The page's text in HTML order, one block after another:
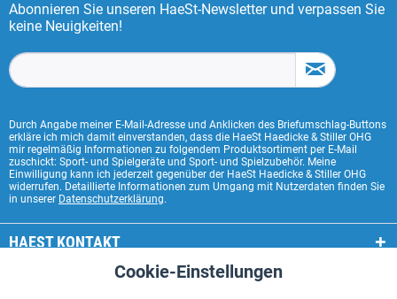
Abonnieren Sie unseren HaeSt-Newsletter und verpassen Sie
keine Neuigkeiten!
Durch Angabe meiner E-Mail-Adresse und Anklicken des Briefumschlag-Buttons
erkläre ich mich damit einverstanden, dass die HaeSt Haedicke & Stiller OHG
mir regelmäßig Informationen zu folgendem Produktsortiment per E-Mail
zuschickt: Sport- und Spielgeräte und Sport- und Spielzubehör. Meine
Einwilligung kann ich jederzeit gegenüber der HaeSt Haedicke & Stiller OHG
widerrufen. Detaillierte Informationen zum Umgang mit Nutzerdaten finden Sie
in unserer Datenschutzerklärung.
HAEST KONTAKT
HAEST SHOP SERVICE
Aktiv
Cookie-Einstellungen